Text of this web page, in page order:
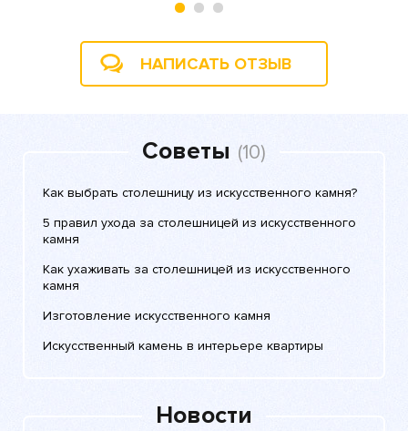
НАПИСАТЬ ОТЗЫВ
Советы (10)
Как выбрать столешницу из искусственного камня?
5 правил ухода за столешницей из искусственного
камня
Как ухаживать за столешницей из искусственного
камня
Изготовление искусственного камня
Искусственный камень в интерьере квартиры
Новости